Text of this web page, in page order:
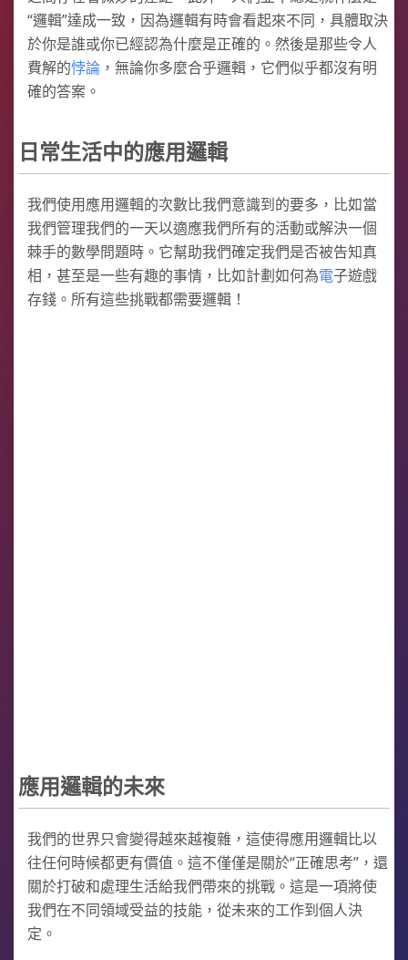
“邏輯”達成一致，因為邏輯有時會看起來不同，具體取決
於你是誰或你已經認為什麼是正確的。然後是那些令人
費解的悖論 ，無論你多麼合乎邏輯，它們似乎都沒有明
確的答案。
日常生活中的應用邏輯
我們使用應用邏輯的次數比我們意識到的要多，比如當
我們管理我們的一天以適應我們所有的活動或解決一個
棘手的數學問題時。它幫助我們確定我們是否被告知真
相，甚至是一些有趣的事情，比如計劃如何為電子遊戲
存錢。所有這些挑戰都需要邏輯！
應用邏輯的未來
我們的世界只會變得越來越複雜，這使得應用邏輯比以
往任何時候都更有價值。這不僅僅是關於“正確思考”，還
關於打破和處理生活給我們帶來的挑戰。這是一項將使
我們在不同領域受益的技能，從未來的工作到個人決
定。